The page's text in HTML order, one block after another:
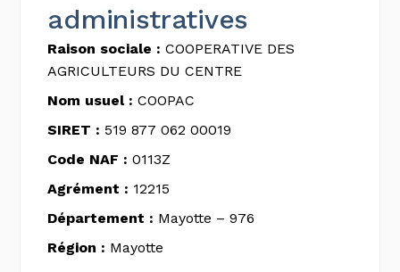
administratives
Raison sociale : COOPERATIVE DES
AGRICULTEURS DU CENTRE
Nom usuel : COOPAC
SIRET : 519 877 062 00019
Code NAF : 0113Z
Agrément : 12215
Département : Mayotte – 976
Région : Mayotte